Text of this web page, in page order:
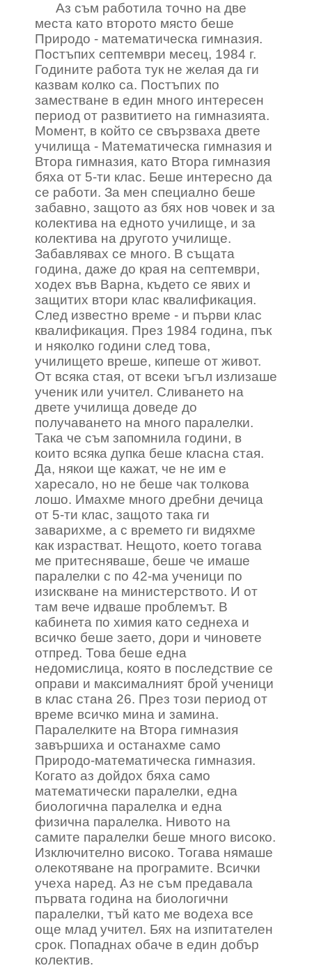
Аз съм работила точно на две
места като второто място беше
Природо - математическа гимназия.
Постъпих септември месец, 1984 г.
Годините работа тук не желая да ги
казвам колко са. Постъпих по
заместване в един много интересен
период от развитието на гимназията.
Момент, в който се свързваха двете
училища - Математическа гимназия и
Втора гимназия, като Втора гимназия
бяха от 5-ти клас. Беше интересно да
се работи. За мен специално беше
забавно, защото аз бях нов човек и за
колектива на едното училище, и за
колектива на другото училище.
Забавлявах се много. В същата
година, даже до края на септември,
ходех във Варна, където се явих и
защитих втори клас квалификация.
След известно време - и първи клас
квалификация. През 1984 година, пък
и няколко години след това,
училището вреше, кипеше от живот.
От всяка стая, от всеки ъгъл излизаше
ученик или учител. Сливането на
двете училища доведе до
получаването на много паралелки.
Така че съм запомнила години, в
които всяка дупка беше класна стая.
Да, някои ще кажат, че не им е
харесало, но не беше чак толкова
лошо. Имахме много дребни дечица
от 5-ти клас, защото така ги
заварихме, а с времето ги видяхме
как израстват. Нещото, което тогава
ме притесняваше, беше че имаше
паралелки с по 42-ма ученици по
изискване на министерството. И от
там вече идваше проблемът. В
кабинета по химия като седнеха и
всичко беше заето, дори и чиновете
отпред. Това беше една
недомислица, която в последствие се
оправи и максималният брой ученици
в клас стана 26. През този период от
време всичко мина и замина.
Паралелките на Втора гимназия
завършиха и останахме само
Природо-математическа гимназия.
Когато аз дойдох бяха само
математически паралелки, една
биологична паралелка и една
физична паралелка. Нивото на
самите паралелки беше много високо.
Изключително високо. Тогава нямаше
олекотяване на програмите. Всички
учеха наред. Аз не съм предавала
първата година на биологични
паралелки, тъй като ме водеха все
още млад учител. Бях на изпитателен
срок. Попаднах обаче в един добър
колектив.